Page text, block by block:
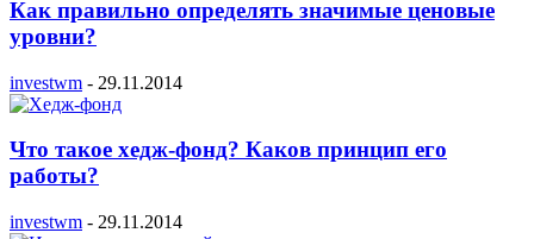
Как правильно определять значимые ценовые
уровни?
investwm - 29.11.2014
Что такое хедж-фонд? Каков принцип его
работы?
investwm - 29.11.2014